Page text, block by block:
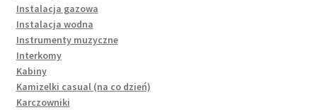
Instalacja gazowa
Instalacja wodna
Instrumenty muzyczne
Interkomy
Kabiny
Kamizelki casual (na co dzień)
Karczowniki